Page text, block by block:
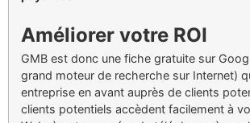
Améliorer votre ROI
GMB est donc une fiche gratuite sur
grand moteur de recherche sur Internet)
entreprise en avant auprès de clients
clients potentiels accèdent facilement à